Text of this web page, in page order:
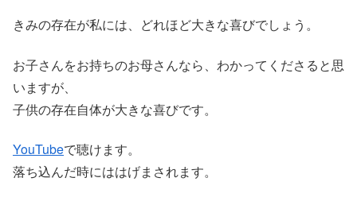
きみの存在が私には、どれほど大きな喜びでしょう。
お子さんをお持ちのお母さんなら、わかってくださると思
いますが、
子供の存在自体が大きな喜びです。
YouTubeで聴けます。
落ち込んだ時にははげまされます。